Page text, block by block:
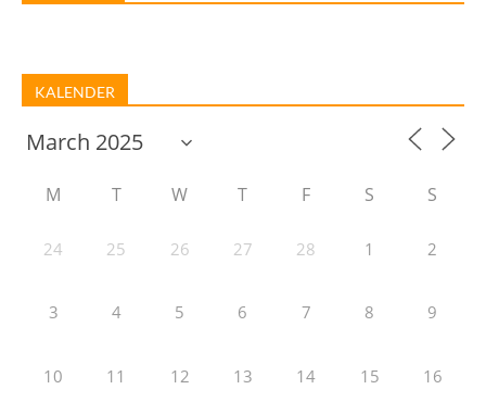
KALENDER
M T W T F S S
24 25 26 27 28 1 2
3 4 5 6 7 8 9
10 11 12 13 14 15 16